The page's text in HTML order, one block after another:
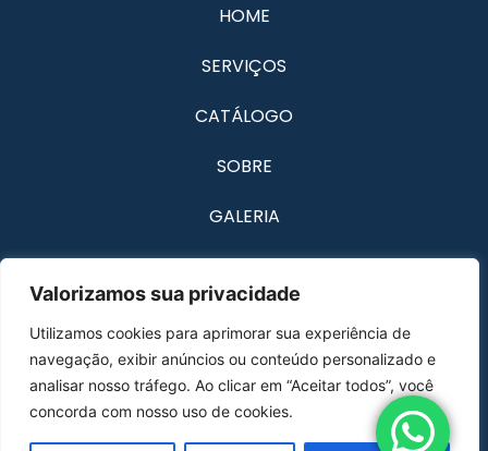
Valorizamos sua privacidade
Utilizamos cookies para aprimorar sua experiência de
navegação, exibir anúncios ou conteúdo personalizado e
analisar nosso tráfego. Ao clicar em “Aceitar todos”, você
concorda com nosso uso de cookies.
HOME
SERVIÇOS
CATÁLOGO
SOBRE
GALERIA
DEPOIMENTOS
REDES SOCIAIS